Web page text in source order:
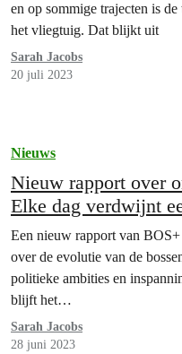
en op sommige trajecten is
het vliegtuig. Dat blijkt uit
Sarah Jacobs
20 juli 2023
Nieuws
Nieuw rapport over
Elke dag verdwijnt
Vlaams bos
Een nieuw rapport van
over de evolutie van de
politieke ambities en
blijft het…
Sarah Jacobs
28 juni 2023